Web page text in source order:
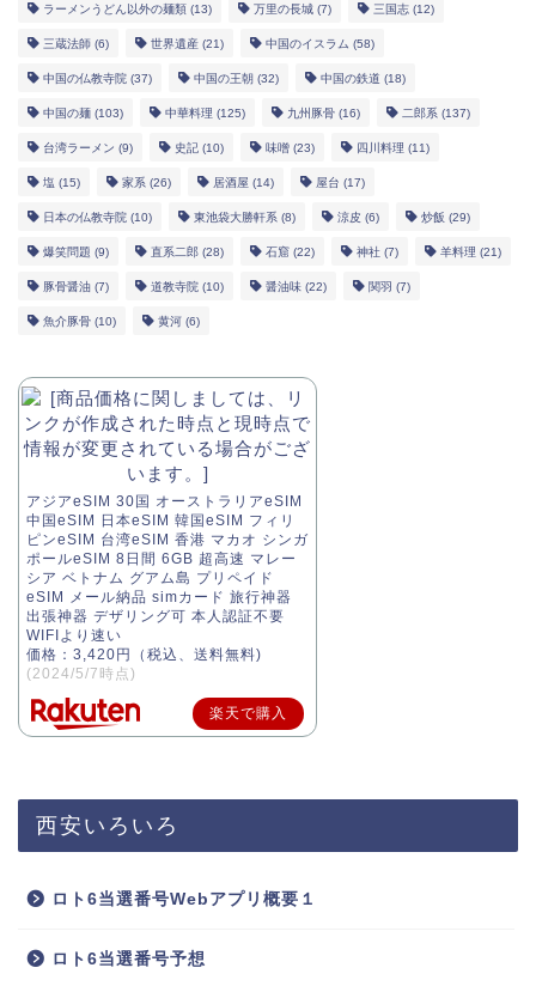
ラーメンうどん以外の麺類 (13) 万里の長城 (7) 三国志 (12)
三蔵法師 (6) 世界遺産 (21) 中国のイスラム (58)
中国の仏教寺院 (37) 中国の王朝 (32) 中国の鉄道 (18)
中国の麺 (103) 中華料理 (125) 九州豚骨 (16) 二郎系 (137)
台湾ラーメン (9) 史記 (10) 味噌 (23) 四川料理 (11)
塩 (15) 家系 (26) 居酒屋 (14) 屋台 (17)
日本の仏教寺院 (10) 東池袋大勝軒系 (8) 涼皮 (6) 炒飯 (29)
爆笑問題 (9) 直系二郎 (28) 石窟 (22) 神社 (7) 羊料理 (21)
豚骨醤油 (7) 道教寺院 (10) 醤油味 (22) 関羽 (7)
魚介豚骨 (10) 黄河 (6)
アジアeSIM 30国 オーストラリアeSIM
中国eSIM 日本eSIM 韓国eSIM フィリ
ピンeSIM 台湾eSIM 香港 マカオ シンガ
ポールeSIM 8日間 6GB 超高速 マレー
シア ベトナム グアム島 プリペイド
eSIM メール納品 simカード 旅行神器
出張神器 デザリング可 本人認証不要
WIFIより速い
価格：3,420円（税込、送料無料)
(2024/5/7時点)
楽天で購入
西安いろいろ
ロト6当選番号Webアプリ概要１
ロト6当選番号予想